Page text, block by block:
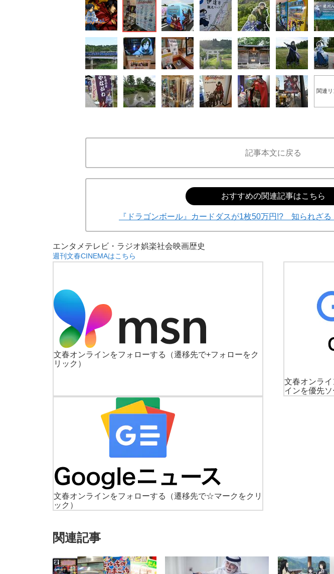
関連リ
記事本文に戻る
おすすめの関連記事はこちら
『ドラゴンボール』カードダスが1枚50万円!? 知られざる
エンタメ テレビ・ラジオ娯楽社会映画歴史
週刊文春CINEMAはこちら
文春オンラインをフォローする
（遷移先で+フォローをク
リック）
文春オンラ
インを優先ソ
文春オンラインをフォローする
（遷移先で☆マークをクリ
ック）
関連記事